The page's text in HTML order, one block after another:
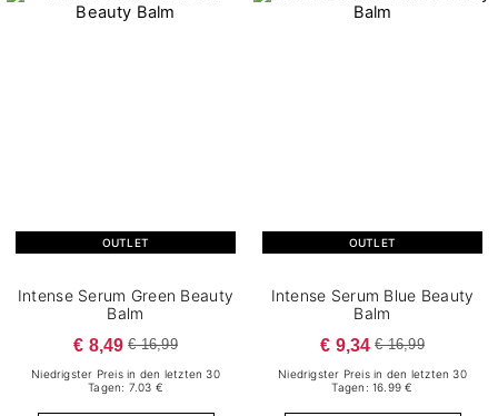
Leicht deckend
Mittel deckend
Transparent
Volle Deckung
OUTLET
Intense Serum Green Beauty
Balm
€ 8,49 € 16,99
Niedrigster Preis in den letzten 30
Tagen: 7.03 €
OUTLET
Intense Serum Blue Beauty
Balm
€ 9,34 € 16,99
Niedrigster Preis in den letzten 30
Tagen: 16.99 €